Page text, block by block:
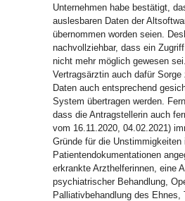
Unternehmen habe bestätigt,
auslesbaren Daten der
übernommen worden seien.
nachvollziehbar, dass ein
nicht mehr möglich gewesen
Vertragsärztin auch dafür
Daten auch entsprechend
System übertragen werden.
dass die Antragstellerin auch
vom 16.11.2020, 04.02.2021)
Gründe für die Unstimmigkeiten
Patientendokumentationen
erkrankte Arzthelferinnen, eine
psychiatrischer Behandlung,
Palliativbehandlung des Ehnes,